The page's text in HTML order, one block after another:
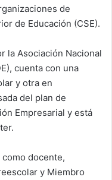
de
de Educación (CSE).
la Asociación Nacional
cuenta con una
y otra en
del plan de
Empresarial y está
docente,
y Miembro